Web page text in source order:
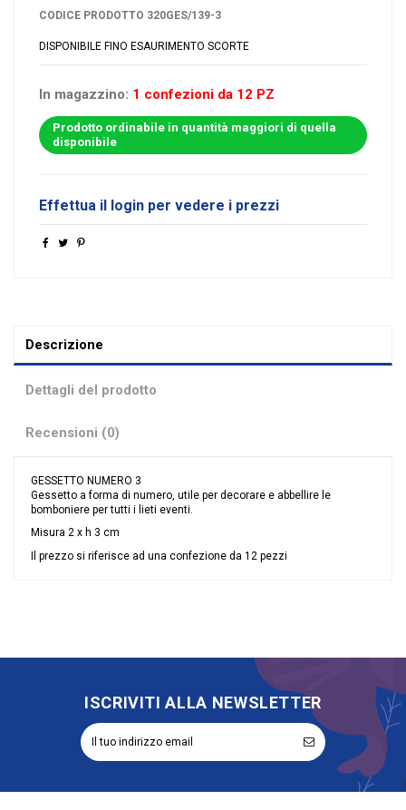
CODICE PRODOTTO 320GES/139-3
DISPONIBILE FINO ESAURIMENTO SCORTE
In magazzino: 1 confezioni da 12 PZ
Prodotto ordinabile in quantità maggiori di quella
disponibile
Effettua il login per vedere i prezzi
Descrizione
Dettagli del prodotto
Recensioni (0)
GESSETTO NUMERO 3
Gessetto a forma di numero, utile per decorare e abbellire le
bomboniere per tutti i lieti eventi.
Misura 2 x h 3 cm
Il prezzo si riferisce ad una confezione da 12 pezzi
ISCRIVITI ALLA NEWSLETTER